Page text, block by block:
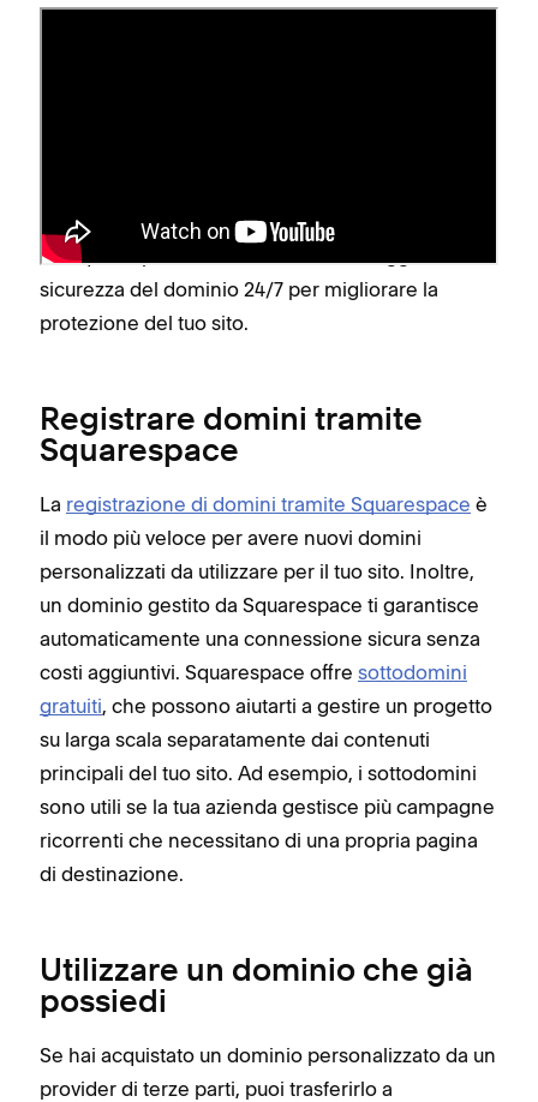
Hosting Web e Hosting di domini
da Squarespace includono il monitoraggio della
sicurezza del dominio 24/7 per migliorare la
protezione del tuo sito.
Registrare domini tramite
Squarespace
La registrazione di domini tramite Squarespace è
il modo più veloce per avere nuovi domini
personalizzati da utilizzare per il tuo sito. Inoltre,
un dominio gestito da Squarespace ti garantisce
automaticamente una connessione sicura senza
costi aggiuntivi. Squarespace offre sottodomini
gratuiti, che possono aiutarti a gestire un progetto
su larga scala separatamente dai contenuti
principali del tuo sito. Ad esempio, i sottodomini
sono utili se la tua azienda gestisce più campagne
ricorrenti che necessitano di una propria pagina
di destinazione.
Utilizzare un dominio che già
possiedi
Se hai acquistato un dominio personalizzato da un
provider di terze parti, puoi trasferirlo a